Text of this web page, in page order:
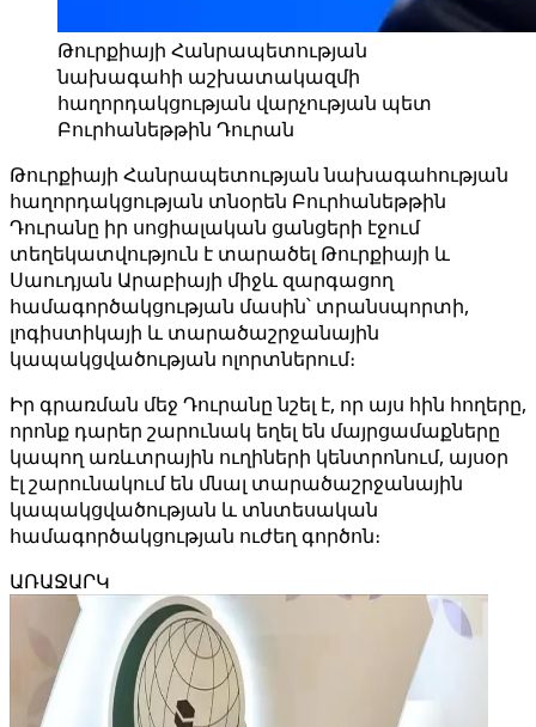
Թուրքիայի Հանրապետության
նախագահի աշխատակազմի
հաղորդակցության վարչության պետ
Բուրհանեթթին Դուրան
Թուրքիայի Հանրապետության նախագահության
հաղորդակցության տնօրեն Բուրհանեթթին
Դուրանը իր սոցիալական ցանցերի էջում
տեղեկատվություն է տարածել Թուրքիայի և
Սաուդյան Արաբիայի միջև զարգացող
համագործակցության մասին՝ տրանսպորտի,
լոգիստիկայի և տարածաշրջանային
կապակցվածության ոլորտներում։
Իր գրառման մեջ Դուրանը նշել է, որ այս հին հողերը,
որոնք դարեր շարունակ եղել են մայրցամաքները
կապող առևտրային ուղիների կենտրոնում, այսօր
էլ շարունակում են մնալ տարածաշրջանային
կապակցվածության և տնտեսական
համագործակցության ուժեղ գործոն։
ԱՌԱՋԱՐԿ